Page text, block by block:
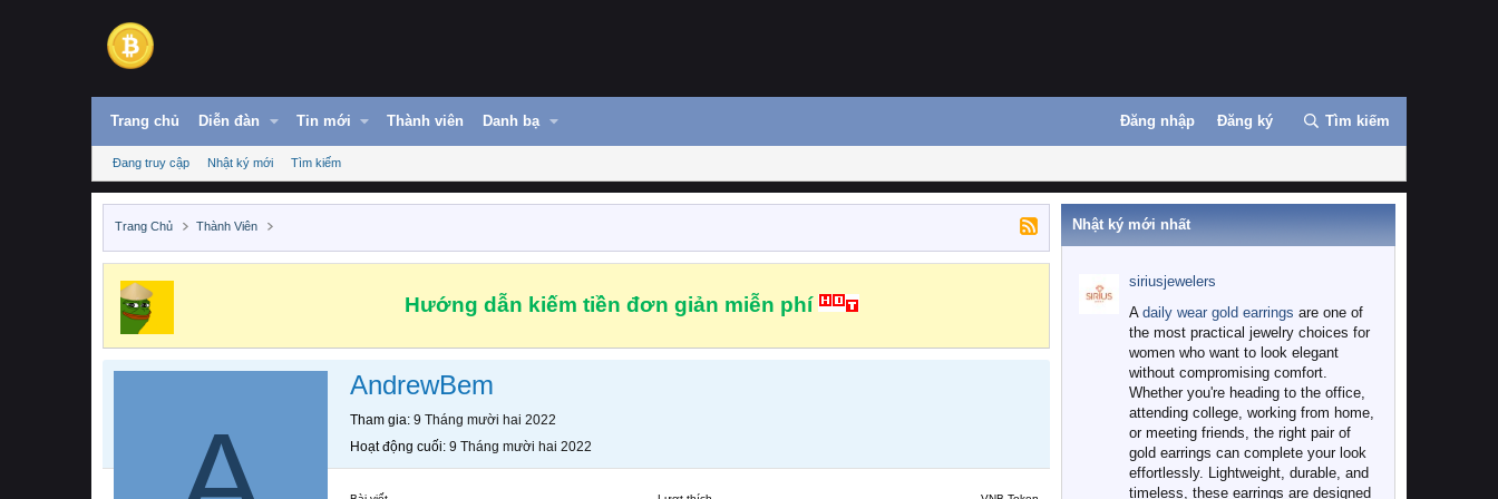
Trang chủ Diễn đàn Tin mới Thành viên Danh bạ Đăng nhập Đăng ký Tìm kiếm
Đang truy cập Nhật ký mới Tìm kiếm
Trang Chủ Thành Viên
Hướng dẫn kiếm tiền đơn giản miễn phí
AndrewBem
Tham gia 9 Tháng mười hai 2022
Hoạt động cuối 9 Tháng mười hai 2022
Nhật ký mới nhất
siriusjewelers
A daily wear gold earrings are one of
the most practical jewelry choices for
women who want to look elegant
without compromising comfort.
Whether you're heading to the office,
attending college, working from home,
or meeting friends, the right pair of
gold earrings can complete your look
effortlessly. Lightweight, durable, and
timeless, these earrings are designed